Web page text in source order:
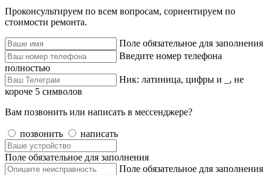
Проконсультируем по всем вопросам, сориентируем по
стоимости ремонта.
Поле обязательное для заполнения
Введите номер телефона
полностью
Ник: латиница, цифры и _, не
короче 5 символов
Вам позвонить или написать в мессенджере?
позвонить написать
Поле обязательное для заполнения
Поле обязательное для заполнения